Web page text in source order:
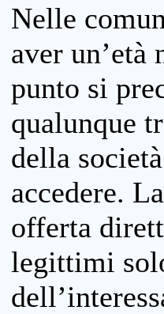
Nelle
aver un’età
punto si
qualunque
della
accedere.
offerta
legittimi